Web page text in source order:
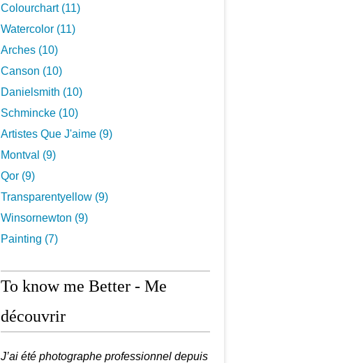
Colourchart (11)
Watercolor (11)
Arches (10)
Canson (10)
Danielsmith (10)
Schmincke (10)
Artistes Que J'aime (9)
Montval (9)
Qor (9)
Transparentyellow (9)
Winsornewton (9)
Painting (7)
To know me Better - Me
découvrir
J’ai été photographe professionnel depuis